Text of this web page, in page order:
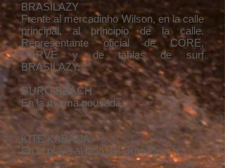
BRASILAZY
Frente al mercadinho Wilson, en la calle
principal, al principio de la calle.
Representante oficial de CORE,
CARVE y de tablas de surf
BRASILAZY.
DURO BEACH
En la misma pousada.
KITE KABANA
En la playa al lado del Duro Beach.